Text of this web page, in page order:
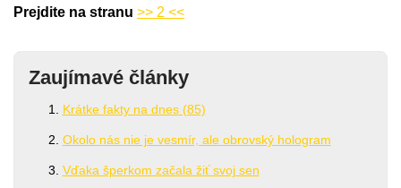
Prejdite na stranu >> 2 <<
Zaujímavé články
Krátke fakty na dnes (85)
Okolo nás nie je vesmír, ale obrovský hologram
Vďaka šperkom začala žiť svoj sen